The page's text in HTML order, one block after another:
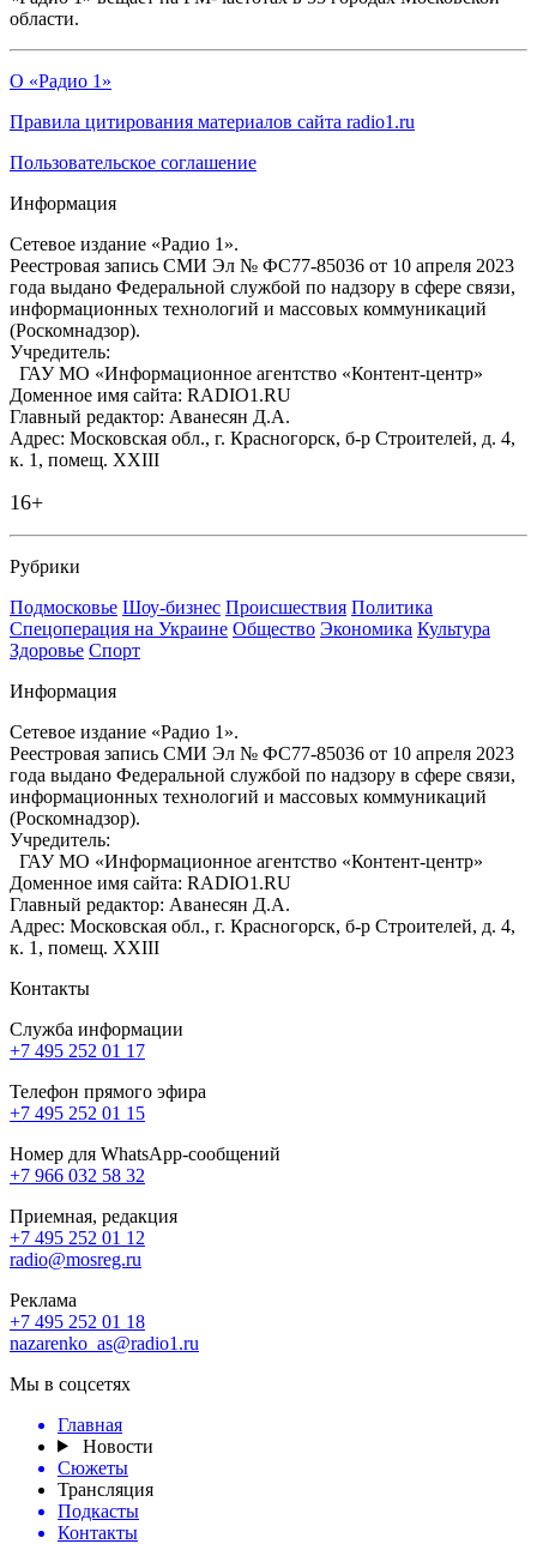
области.
О «Радио 1»
Правила цитирования материалов сайта radio1.ru
Пользовательское соглашение
Информация
Сетевое издание «Радио 1».
Реестровая запись СМИ Эл № ФС77-85036 от 10 апреля 2023
года выдано Федеральной службой по надзору в сфере связи,
информационных технологий и массовых коммуникаций
(Роскомнадзор).
Учредитель:
ГАУ МО «Информационное агентство «Контент-центр»
Доменное имя сайта: RADIO1.RU
Главный редактор: Аванесян Д.А.
Адрес: Московская обл., г. Красногорск, б-р Строителей, д. 4,
к. 1, помещ. XXIII
16+
Рубрики
Подмосковье Шоу-бизнес Происшествия Политика
Спецоперация на Украине Общество Экономика Культура
Здоровье Спорт
Информация
Сетевое издание «Радио 1».
Реестровая запись СМИ Эл № ФС77-85036 от 10 апреля 2023
года выдано Федеральной службой по надзору в сфере связи,
информационных технологий и массовых коммуникаций
(Роскомнадзор).
Учредитель:
ГАУ МО «Информационное агентство «Контент-центр»
Доменное имя сайта: RADIO1.RU
Главный редактор: Аванесян Д.А.
Адрес: Московская обл., г. Красногорск, б-р Строителей, д. 4,
к. 1, помещ. XXIII
Контакты
Служба информации
+7 495 252 01 17
Телефон прямого эфира
+7 495 252 01 15
Номер для WhatsApp-сообщений
+7 966 032 58 32
Приемная, редакция
+7 495 252 01 12
radio@mosreg.ru
Реклама
+7 495 252 01 18
nazarenko_as@radio1.ru
Мы в соцсетях
Главная
Новости
Сюжеты
Трансляция
Подкасты
Контакты